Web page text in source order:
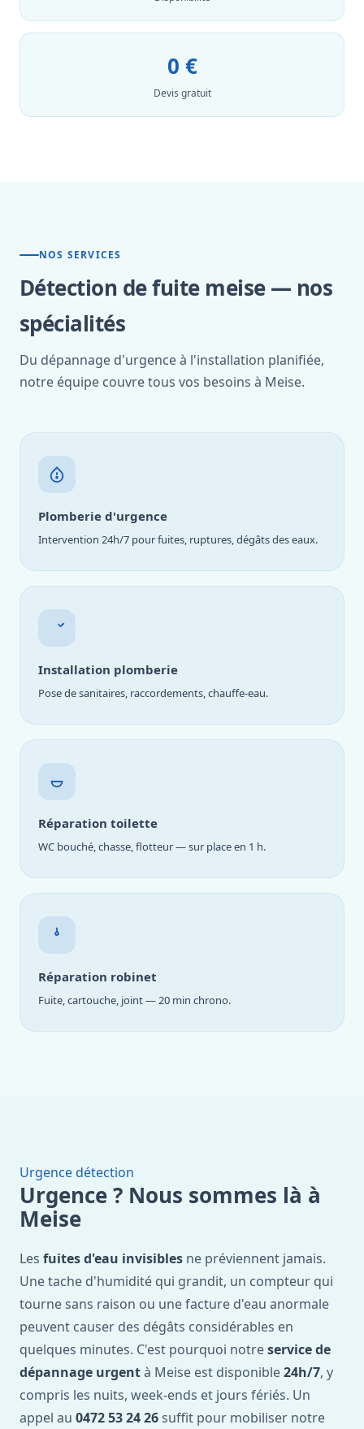
0 €
Devis gratuit
NOS SERVICES
Détection de fuite meise — nos
spécialités
Du dépannage d'urgence à l'installation planifiée,
notre équipe couvre tous vos besoins à Meise.
Plomberie d'urgence
Intervention 24h/7 pour fuites, ruptures, dégâts des eaux.
Installation plomberie
Pose de sanitaires, raccordements, chauffe-eau.
Réparation toilette
WC bouché, chasse, flotteur — sur place en 1 h.
Réparation robinet
Fuite, cartouche, joint — 20 min chrono.
Urgence détection
Urgence ? Nous sommes là à
Meise
Les fuites d'eau invisibles ne préviennent jamais.
Une tache d'humidité qui grandit, un compteur qui
tourne sans raison ou une facture d'eau anormale
peuvent causer des dégâts considérables en
quelques minutes. C'est pourquoi notreservice de
dépannage urgentà Meise est disponible24h/7, y
compris les nuits, week-ends et jours fériés. Un
appel au 0472 53 24 26 suffit pour mobiliser notre